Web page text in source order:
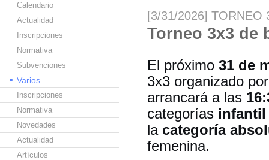
Calendario
Actualidad
Inscripciones
Normativa
Subvenciones
Varios
Inscripciones
Normativa
Novedades
Actualidad
Artículos
[3/31/2026] TORNEO
Torneo 3x3 de
El próximo 31 de
3x3 organizado
arrancará a las
categorías infantil
la categoría
femenina.